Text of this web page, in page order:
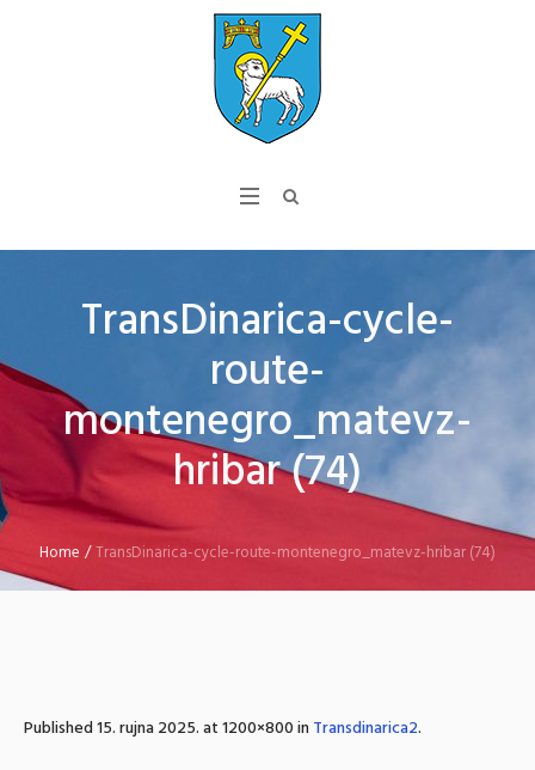
TransDinarica-cycle-
route-
montenegro_matevz-
hribar (74)
Home /TransDinarica-cycle-route-montenegro_matevz-hribar (74)
Published15. rujna 2025.at 1200×800 inTransdinarica2.